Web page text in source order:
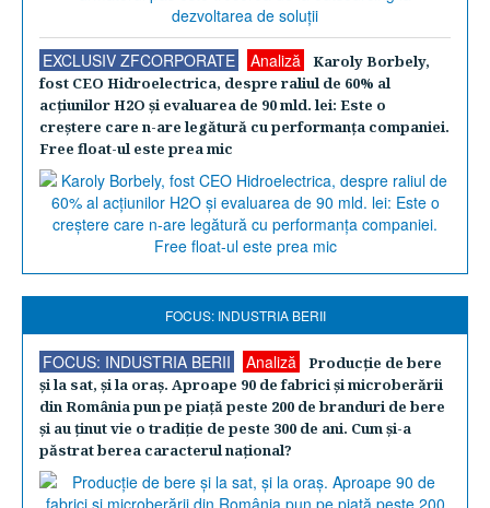
EXCLUSIV ZFCORPORATE Analiză
Karoly Borbely,
fost CEO Hidroelectrica, despre raliul de 60% al
acţiunilor H2O şi evaluarea de 90 mld. lei: Este o
creştere care n-are legătură cu performanţa companiei.
Free float-ul este prea mic
FOCUS: INDUSTRIA BERII
FOCUS: INDUSTRIA BERII Analiză
Producţie de bere
şi la sat, şi la oraş. Aproape 90 de fabrici şi microberării
din România pun pe piaţă peste 200 de branduri de bere
şi au ţinut vie o tradiţie de peste 300 de ani. Cum şi-a
păstrat berea caracterul naţional?